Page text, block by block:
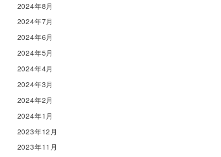
2024年8月
2024年7月
2024年6月
2024年5月
2024年4月
2024年3月
2024年2月
2024年1月
2023年12月
2023年11月